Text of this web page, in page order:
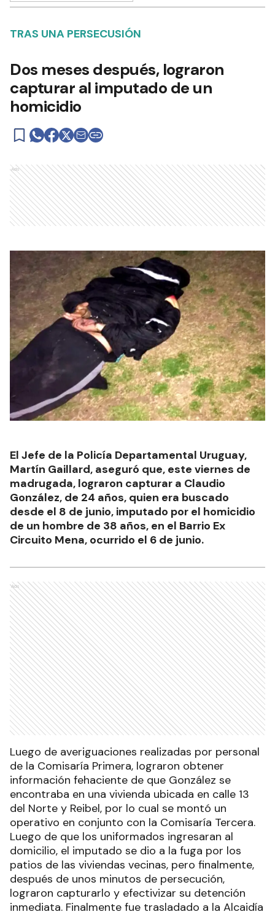
TRAS UNA PERSECUSIÓN
Dos meses después, lograron
capturar al imputado de un
homicidio
Ads
El Jefe de la Policía Departamental Uruguay,
Martín Gaillard, aseguró que, este viernes de
madrugada, lograron capturar a Claudio
González, de 24 años, quien era buscado
desde el 8 de junio, imputado por el homicidio
de un hombre de 38 años, en el Barrio Ex
Circuito Mena, ocurrido el 6 de junio.
Ads
Luego de averiguaciones realizadas por personal
de la Comisaría Primera, lograron obtener
información fehaciente de que González se
encontraba en una vivienda ubicada en calle 13
del Norte y Reibel, por lo cual se montó un
operativo en conjunto con la Comisaría Tercera.
Luego de que los uniformados ingresaran al
domicilio, el imputado se dio a la fuga por los
patios de las viviendas vecinas, pero finalmente,
después de unos minutos de persecución,
lograron capturarlo y efectivizar su detención
inmediata. Finalmente fue trasladado a la Alcaidía